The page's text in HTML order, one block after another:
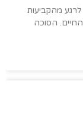
לרגע מהקביעות
הסוכה